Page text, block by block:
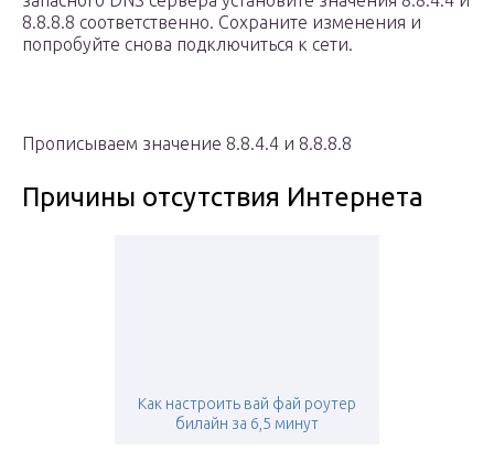
8.8.8.8 соответственно. Сохраните изменения и
попробуйте снова подключиться к сети.
Прописываем значение 8.8.4.4 и 8.8.8.8
Причины отсутствия Интернета
Как настроить вай фай роутер
билайн за 6,5 минут